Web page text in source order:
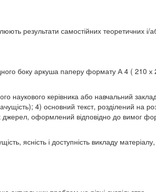
результати самостійних теоретичних і/
боку аркуша паперу формату А 4 ( 210
наукового керівника або навчальний
4) основний текст, розділений на
джерел, оформлений відповідно до вимог
ясність і доступність викладу